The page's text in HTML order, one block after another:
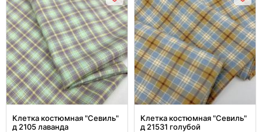
Клетка костюмная "Севиль"
д 2105 лаванда
Клетка костюмная "Севиль"
д 21531 голубой